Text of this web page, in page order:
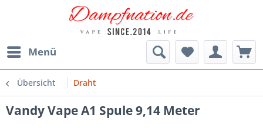
Menü
Übersicht Draht
Vandy Vape A1 Spule 9,14 Meter